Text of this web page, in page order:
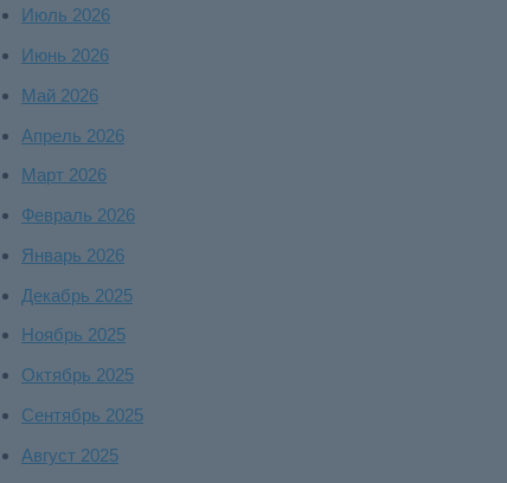
Июль 2026
Июнь 2026
Май 2026
Апрель 2026
Март 2026
Февраль 2026
Январь 2026
Декабрь 2025
Ноябрь 2025
Октябрь 2025
Сентябрь 2025
Август 2025